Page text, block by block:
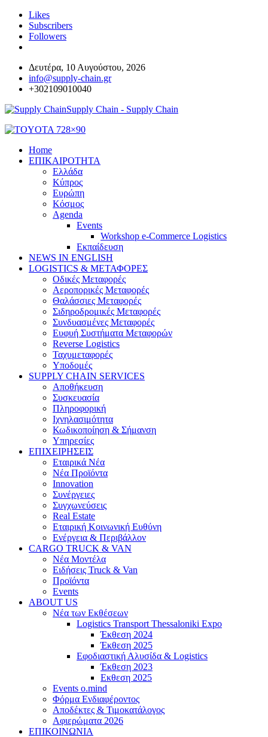
Likes
Subscribers
Followers
Δευτέρα, 10 Αυγούστου, 2026
info@supply-chain.gr
+302109010040
Supply Chain - Supply Chain
Home
ΕΠΙΚΑΙΡΟΤΗΤΑ
Ελλάδα
Κύπρος
Ευρώπη
Κόσμος
Agenda
Events
Workshop e-Commerce Logistics
Εκπαίδευση
NEWS IN ENGLISH
LOGISTICS & ΜΕΤΑΦΟΡΕΣ
Οδικές Μεταφορές
Αεροπορικές Μεταφορές
Θαλάσσιες Μεταφορές
Σιδηροδρομικές Μεταφορές
Συνδυασμένες Μεταφορές
Ευφυή Συστήματα Μεταφορών
Reverse Logistics
Ταχυμεταφορές
Υποδομές
SUPPLY CHAIN SERVICES
Αποθήκευση
Συσκευασία
Πληροφορική
Ιχνηλασιμότητα
Κωδικοποίηση & Σήμανση
Υπηρεσίες
ΕΠΙΧΕΙΡΗΣΕΙΣ
Εταιρικά Νέα
Νέα Προϊόντα
Innovation
Συνέργειες
Συγχωνεύσεις
Real Estate
Εταιρική Κοινωνική Ευθύνη
Ενέργεια & Περιβάλλον
CARGO TRUCK & VAN
Νέα Μοντέλα
Ειδήσεις Truck & Van
Προϊόντα
Events
ABOUT US
Νέα των Εκθέσεων
Logistics Transport Thessaloniki Expo
Έκθεση 2024
Έκθεση 2025
Εφοδιαστική Αλυσίδα & Logistics
Έκθεση 2023
Εκθεση 2025
Events o.mind
Φόρμα Ενδιαφέροντος
Αποδέκτες & Τιμοκατάλογος
Αφιερώματα 2026
ΕΠΙΚΟΙΝΩΝΙΑ